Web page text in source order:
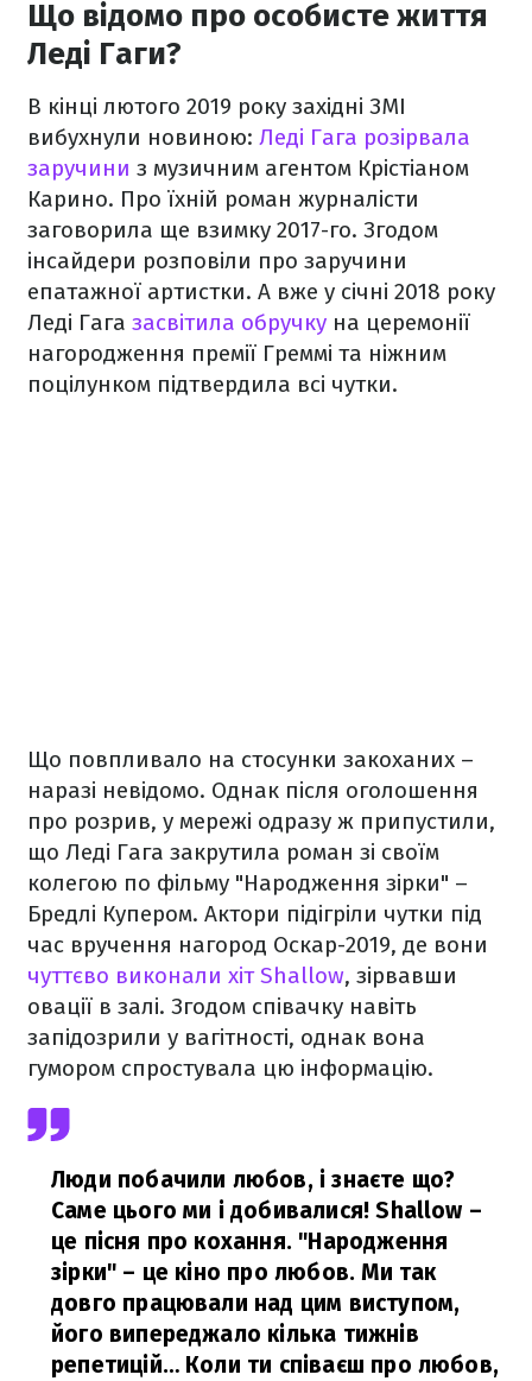
Що відомо про особисте життя
Леді Гаги?
В кінці лютого 2019 року західні ЗМІ
вибухнули новиною: Леді Гага розірвала
заручини з музичним агентом Крістіаном
Карино. Про їхній роман журналісти
заговорила ще взимку 2017-го. Згодом
інсайдери розповіли про заручини
епатажної артистки. А вже у січні 2018 року
Леді Гага засвітила обручку на церемонії
нагородження премії Греммі та ніжним
поцілунком підтвердила всі чутки.
Що повпливало на стосунки закоханих –
наразі невідомо. Однак після оголошення
про розрив, у мережі одразу ж припустили,
що Леді Гага закрутила роман зі своїм
колегою по фільму "Народження зірки" –
Бредлі Купером. Актори підігріли чутки під
час вручення нагород Оскар-2019, де вони
чуттєво виконали хіт Shallow, зірвавши
овації в залі. Згодом співачку навіть
запідозрили у вагітності, однак вона
гумором спростувала цю інформацію.
Люди побачили любов, і знаєте що?
Саме цього ми і добивалися! Shallow –
це пісня про кохання. "Народження
зірки" – це кіно про любов. Ми так
довго працювали над цим виступом,
його випереджало кілька тижнів
репетицій… Коли ти співаєш про любов,